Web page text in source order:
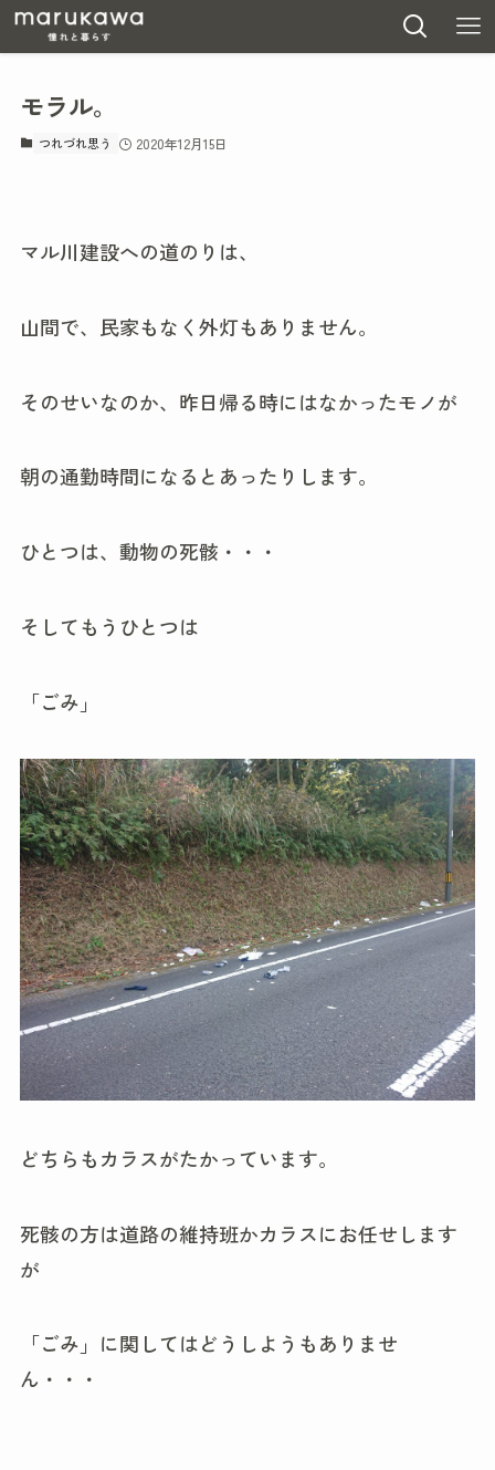
モラル。
つれづれ思う 2020年12月15日
マル川建設への道のりは、
山間で、民家もなく外灯もありません。
そのせいなのか、昨日帰る時にはなかったモノが
朝の通勤時間になるとあったりします。
ひとつは、動物の死骸・・・
そしてもうひとつは
「ごみ」
どちらもカラスがたかっています。
死骸の方は道路の維持班かカラスにお任せします
が
「ごみ」に関してはどうしようもありませ
ん・・・